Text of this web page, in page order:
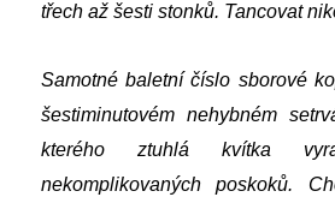
třech až šesti stonků. Tancovat
Samotné baletní číslo sborové
šestiminutovém nehybném
kterého ztuhlá kvítka
nekomplikovaných poskoků.